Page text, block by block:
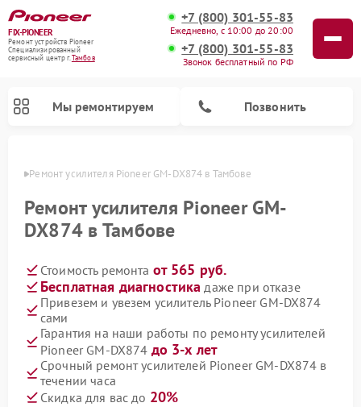
FIX-PIONEER
Ремонт устройств Pioneer
Специализированный
cервисный центр г.Тамбов
+7 (800) 301-55-83
Ежедневно, с 10:00 до 20:00
+7 (800) 301-55-83
Звонок бесплатный по РФ
Мы ремонтируем Позвонить
Ремонт усилителя Pioneer GM-DX874 в Тамбове
Ремонт усилителя Pioneer GM-
DX874 в Тамбове
Стоимость ремонта от 565 руб.
Бесплатная диагностика даже при отказе
Привезем и увезем усилитель Pioneer GM-DX874
сами
Гарантия на наши работы по ремонту усилителей
Pioneer GM-DX874 до 3-х лет
Срочный ремонт усилителей Pioneer GM-DX874 в
течении часа
Скидка для вас до 20%